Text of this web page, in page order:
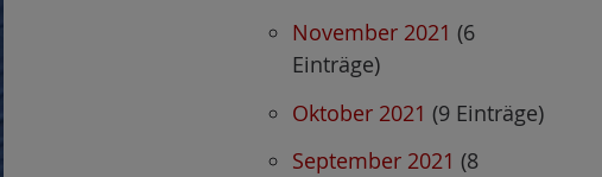
November 2021 (6
Einträge)
Oktober 2021 (9 Einträge)
September 2021 (8